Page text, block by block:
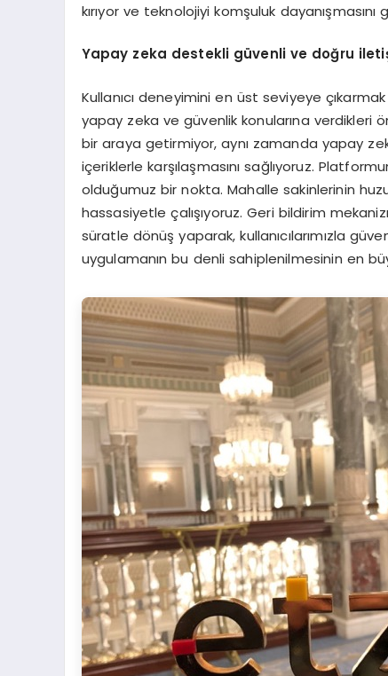
kırıyor ve teknolojiyi komşuluk dayanışmasını
Yapay zeka destekli güvenli ve doğru
Kullanıcı deneyimini en üst seviyeye
yapay zeka ve güvenlik konularına verdikleri
bir araya getirmiyor, aynı zamanda yapay
içeriklerle karşılaşmasını sağlıyoruz.
olduğumuz bir nokta. Mahalle sakinlerinin
hassasiyetle çalışıyoruz. Geri bildirim
süratle dönüş yaparak, kullanıcılarımızla
uygulamanın bu denli sahiplenilmesinin en